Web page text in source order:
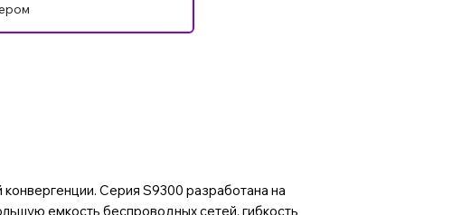
Серия S9300 разработана на
емкость беспроводных сетей, гибкость